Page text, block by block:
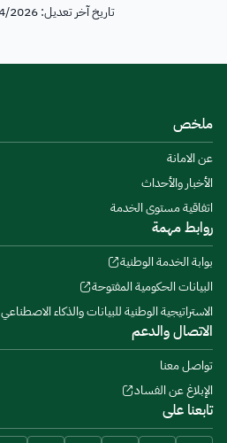
تاريخ آخر تعديل: 10/04/2026 - 2:00 م بتوقيت السعودية
ملخص
عن الامانة
الأخبار والأحداث
اتفاقية مستوى الخدمة
روابط مهمة
بوابة الخدمة الوطنية
البيانات الحكومية المفتوحة
الاستراتيجية الوطنية للبيانات والذكاء الاصطناعي
الاتصال والدعم
تواصل معنا
الإبلاغ عن الفساد
تابعنا على